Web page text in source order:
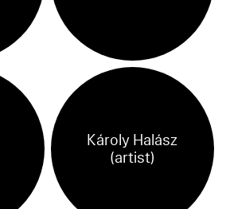
Károly Halász
(artist)